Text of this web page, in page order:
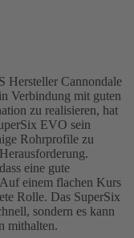
Hersteller Cannondale
Verbindung mit guten
zu realisieren, hat
EVO sein
Rohrprofile zu
eine gute
einem flachen Kurs
Rolle. Das SuperSix
sondern es kann
mithalten.